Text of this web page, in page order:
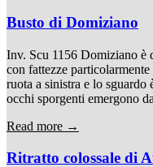
Busto di Domiziano
Inv. Scu 1156 Domiziano è
con fattezze
ruota a sinistra e lo
occhi sporgenti emergono
Read more →
Ritratto colossale di